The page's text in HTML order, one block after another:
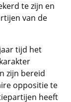
te zijn en
van de
tijd het
zijn bereid
oppositie te
heeft